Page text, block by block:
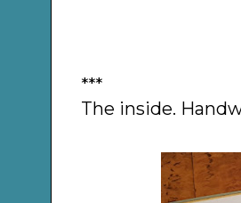
***
The inside.